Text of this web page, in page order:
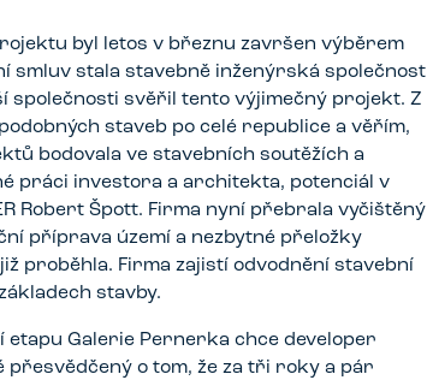
byl letos v březnu završen výběrem
smluv stala stavebně inženýrská společnost
společnosti svěřil tento výjimečný projekt. Z
staveb po celé republice a věřím,
bodovala ve stavebních soutěžích a
práci investora a architekta, potenciál v
Robert Špott. Firma nyní přebrala vyčištěný
příprava území a nezbytné přeložky
proběhla. Firma zajistí odvodnění stavební
stavby.
Galerie Pernerka chce developer
o tom, že za tři roky a pár